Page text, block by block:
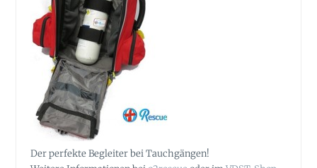
Der perfekte Begleiter bei Tauchgängen!